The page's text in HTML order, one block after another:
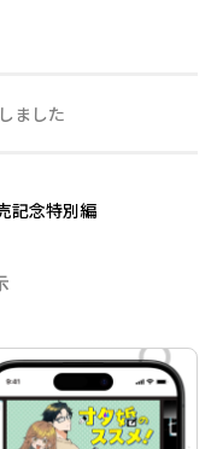
ました
記念特別編